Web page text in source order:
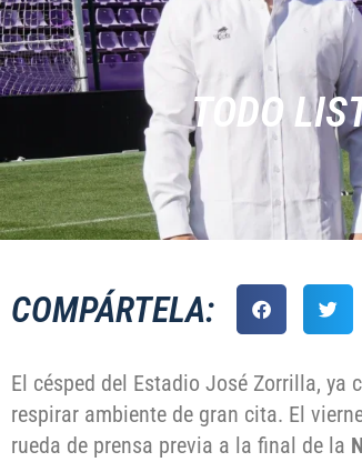
TODO
COMPÁRTELA:
El césped del Estadio José Zorrilla,
respirar ambiente de gran cita. El
rueda de prensa previa a la final de la